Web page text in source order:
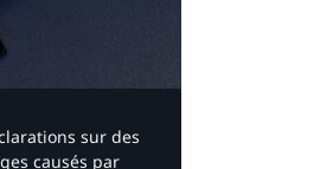
sur des
causés par